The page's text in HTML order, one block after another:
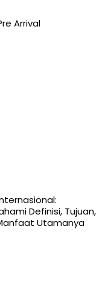
Arrival
Definisi, Tujuan,
Utamanya